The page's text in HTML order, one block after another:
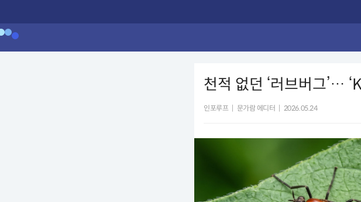
천적 없던 ‘러브버그’…
인포루프 문가람 에디터 2026.05.24